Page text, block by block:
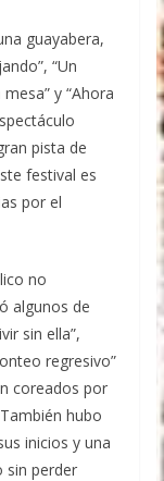
guayabera,
“Un
y “Ahora
pista de
festival es
por el
no
algunos de
sin ella”,
regresivo”
coreados por
hubo
inicios y una
sin perder